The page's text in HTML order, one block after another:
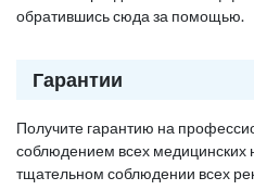
обратившись сюда за помощью.
Гарантии
Получите гарантию на
соблюдением всех
тщательном соблюдении всех